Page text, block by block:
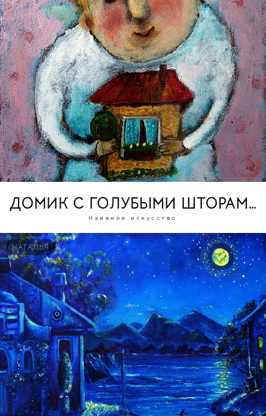
ДОМИК С ГОЛУБЫМИ ШТОРАМИ
Наивное искусство
НАТАЛЬЯ